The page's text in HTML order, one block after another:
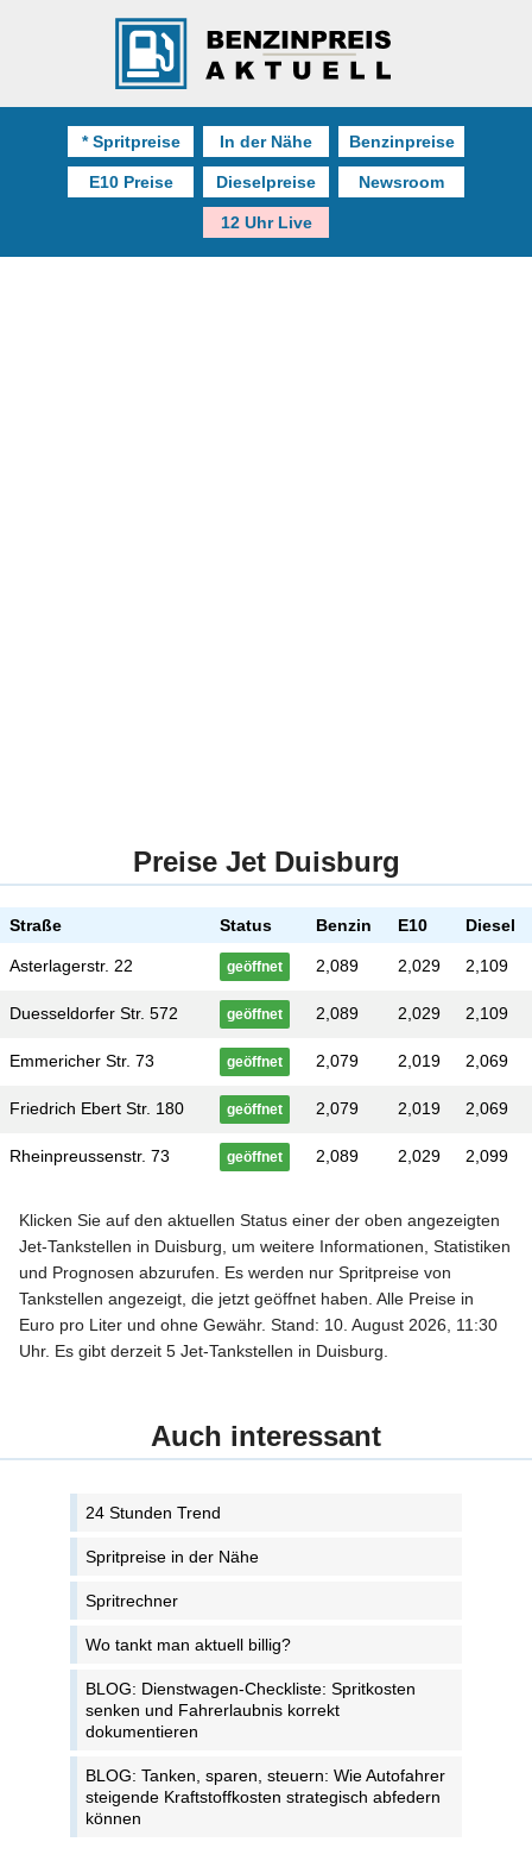
* Spritpreise In der Nähe Benzinpreise
E10 Preise Dieselpreise Newsroom
12 Uhr Live
Preise Jet Duisburg
Straße Status Benzin E10 Diesel
Asterlagerstr. 22 geöffnet 2,089 2,029 2,109
Duesseldorfer Str. 572 geöffnet 2,089 2,029 2,109
Emmericher Str. 73 geöffnet 2,079 2,019 2,069
Friedrich Ebert Str. 180 geöffnet 2,079 2,019 2,069
Rheinpreussenstr. 73 geöffnet 2,089 2,029 2,099
Klicken Sie auf den aktuellen Status einer der oben angezeigten
Jet-Tankstellen in Duisburg, um weitere Informationen, Statistiken
und Prognosen abzurufen. Es werden nur Spritpreise von
Tankstellen angezeigt, die jetzt geöffnet haben. Alle Preise in
Euro pro Liter und ohne Gewähr. Stand: 10. August 2026, 11:30
Uhr. Es gibt derzeit 5 Jet-Tankstellen in Duisburg.
Auch interessant
24 Stunden Trend
Spritpreise in der Nähe
Spritrechner
Wo tankt man aktuell billig?
BLOG: Dienstwagen-Checkliste: Spritkosten
senken und Fahrerlaubnis korrekt
dokumentieren
BLOG: Tanken, sparen, steuern: Wie Autofahrer
steigende Kraftstoffkosten strategisch abfedern
können